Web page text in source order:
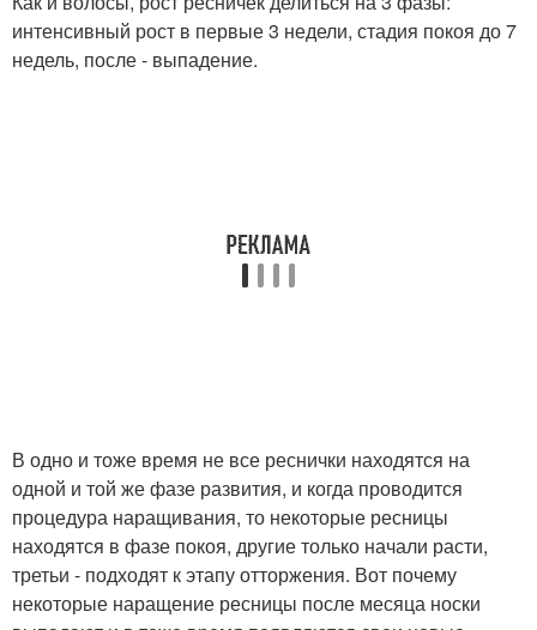
интенсивный рост в первые 3 недели, стадия покоя до 7
недель, после ­- выпадение.
В одно и тоже время не все реснички находятся на
одной и той же фазе развития, и когда проводится
процедура наращивания, то некоторые ресницы
находятся в фазе покоя, другие только начали расти,
третьи ­- подходят к этапу отторжения. Вот почему
некоторые наращение ресницы после месяца носки